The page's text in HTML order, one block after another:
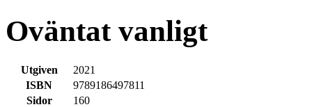
Oväntat vanligt
Utgiven
2021
ISBN
9789186497811
Sidor
160